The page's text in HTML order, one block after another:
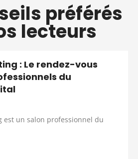
préférés
lecteurs
: Le rendez-vous
du
est un salon professionnel du